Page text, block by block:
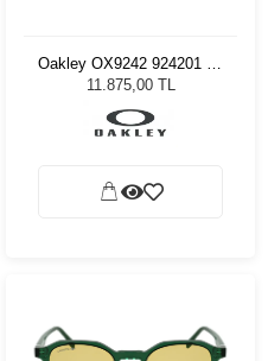
Oakley OX9242 924201 52
Erkek Güneş Gözlüğü
11.875,00 TL